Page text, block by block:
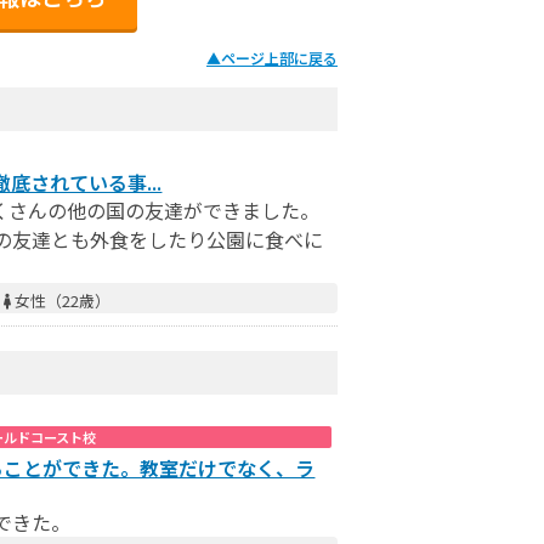
▲ページ上部に戻る
されている事...
んの他の国の友達ができました。
達とも外食をしたり公園に食べに
女性（22歳）
ドコースト校
とができた。教室だけでなく、ラ
た。